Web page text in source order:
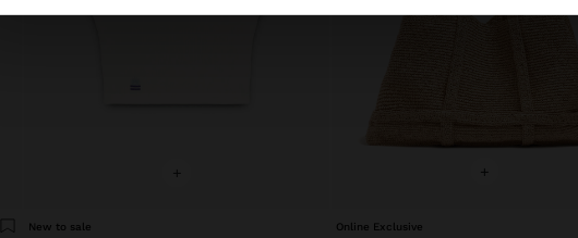
+
New to sale
+
Online Exclusive